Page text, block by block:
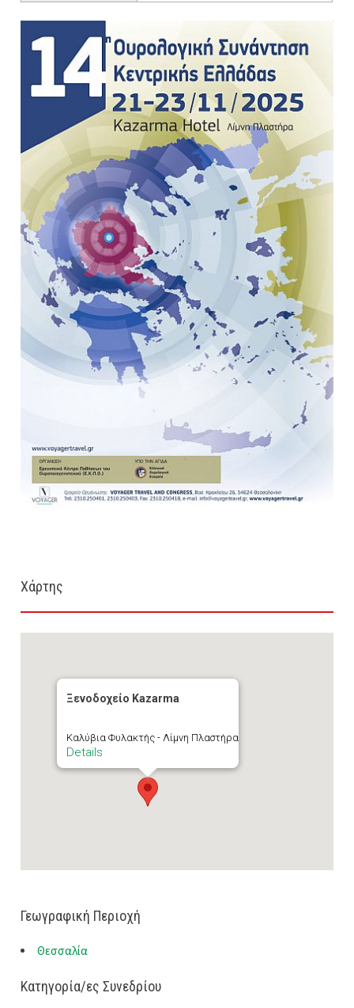
Χάρτης
Ξενοδοχείο Kazarma
Καλύβια Φυλακτής - Λίμνη Πλαστήρα
Details
Γεωγραφική Περιοχή
Θεσσαλία
Κατηγορία/ες Συνεδρίου